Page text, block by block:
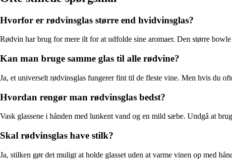
Hvorfor er rødvinsglas større end hvidvinsglas?
Rødvin har brug for mere ilt for at udfolde sine aromaer. Den større
Kan man bruge samme glas til alle rødvine?
Ja, et universelt rødvinsglas fungerer fint til de fleste vine. Men hvis du
Hvordan rengør man rødvinsglas bedst?
Vask glassene i hånden med lunkent vand og en mild sæbe. Undgå at
Skal rødvinsglas have stilk?
Ja, stilken gør det muligt at holde glasset uden at varme vinen op med